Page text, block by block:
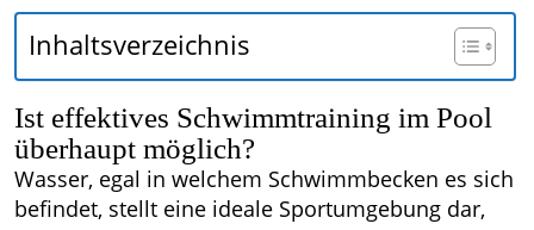
Inhaltsverzeichnis
Ist effektives Schwimmtraining im Pool
überhaupt möglich?
Wasser, egal in welchem Schwimmbecken es sich
befindet, stellt eine ideale Sportumgebung dar,